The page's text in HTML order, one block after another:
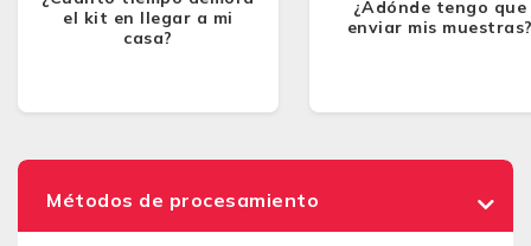
el kit en llegar a mi
casa?
¿Adónde tengo que
enviar mis
Métodos de procesamiento